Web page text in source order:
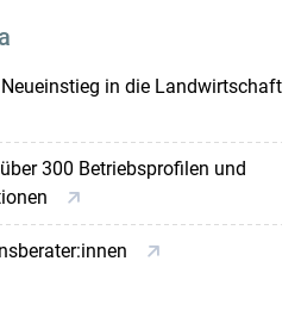
in die Landwirtschaft
300 Betriebsprofilen und